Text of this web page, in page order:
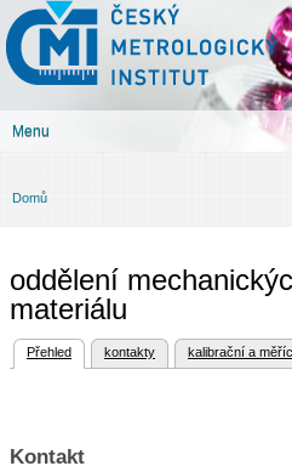
obsahu
Český
metrologický
institut
Menu
Jste zde
Domů
oddělení
materiálu
Hlavní záložky
Přehled
(aktivní záložka) kontakty kalibrační a
Kontakt